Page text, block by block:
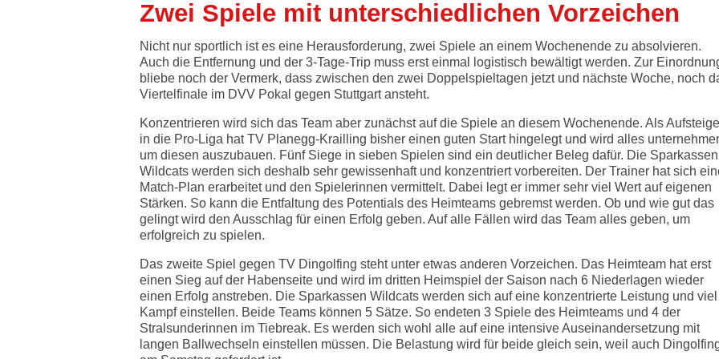
Zwei Spiele mit unterschiedlichen Vorzeichen
Nicht nur sportlich ist es eine Herausforderung, zwei Spiele an einem Wochenende zu absolvieren.
Auch die Entfernung und der 3-Tage-Trip muss erst einmal logistisch bewältigt werden. Zur
bliebe noch der Vermerk, dass zwischen den zwei Doppelspieltagen jetzt und nächste Woche, noch
Viertelfinale im DVV Pokal gegen Stuttgart ansteht.
Konzentrieren wird sich das Team aber zunächst auf die Spiele an diesem Wochenende. Als
in die Pro-Liga hat TV Planegg-Krailling bisher einen guten Start hingelegt und wird alles
um diesen auszubauen. Fünf Siege in sieben Spielen sind ein deutlicher Beleg dafür. Die Sparkassen
Wildcats werden sich deshalb sehr gewissenhaft und konzentriert vorbereiten. Der Trainer hat sich
Match-Plan erarbeitet und den Spielerinnen vermittelt. Dabei legt er immer sehr viel Wert auf eigenen
Stärken. So kann die Entfaltung des Potentials des Heimteams gebremst werden. Ob und wie gut das
gelingt wird den Ausschlag für einen Erfolg geben. Auf alle Fällen wird das Team alles geben, um
erfolgreich zu spielen.
Das zweite Spiel gegen TV Dingolfing steht unter etwas anderen Vorzeichen. Das Heimteam hat erst
einen Sieg auf der Habenseite und wird im dritten Heimspiel der Saison nach 6 Niederlagen wieder
einen Erfolg anstreben. Die Sparkassen Wildcats werden sich auf eine konzentrierte Leistung und viel
Kampf einstellen. Beide Teams können 5 Sätze. So endeten 3 Spiele des Heimteams und 4 der
Stralsunderinnen im Tiebreak. Es werden sich wohl alle auf eine intensive Auseinandersetzung mit
langen Ballwechseln einstellen müssen. Die Belastung wird für beide gleich sein, weil auch